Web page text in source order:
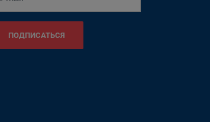
ПОДПИСАТЬСЯ